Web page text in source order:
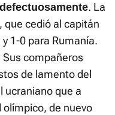
. La
que cedió al capitán
1-0 para Rumanía.
Sus compañeros
de lamento del
ucraniano que a
olímpico, de nuevo